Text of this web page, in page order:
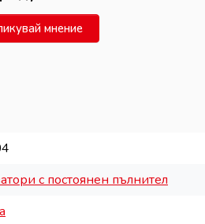
мнение
с постоянен пълнител